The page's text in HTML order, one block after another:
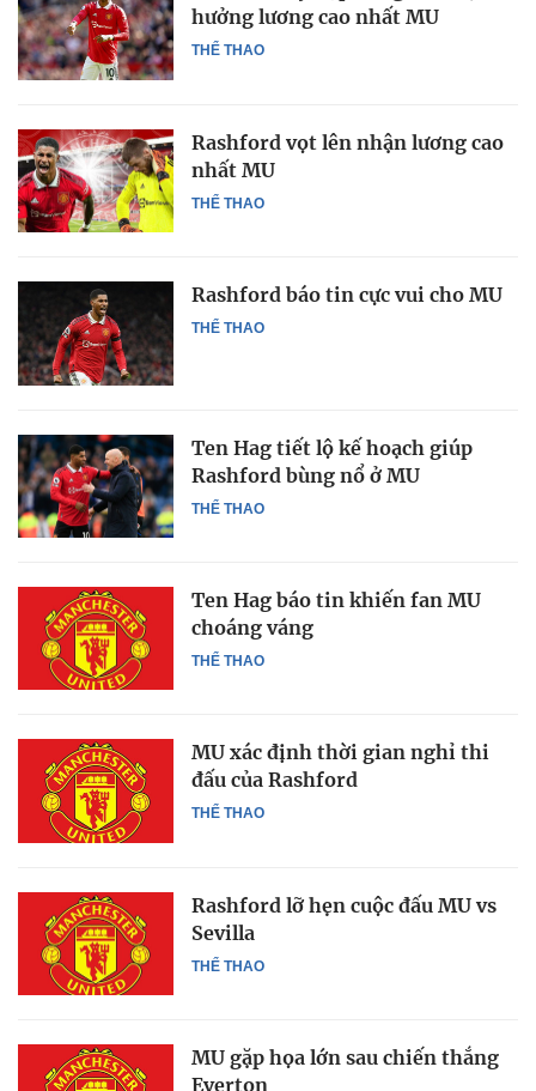
THỂ THAO
hưởng lương cao nhất MU
THỂ THAO
Rashford vọt lên nhận lương cao
nhất MU
THỂ THAO
Rashford báo tin cực vui cho MU
THỂ THAO
Ten Hag tiết lộ kế hoạch giúp
Rashford bùng nổ ở MU
THỂ THAO
Ten Hag báo tin khiến fan MU
choáng váng
THỂ THAO
MU xác định thời gian nghỉ thi
đấu của Rashford
THỂ THAO
Rashford lỡ hẹn cuộc đấu MU vs
Sevilla
MU gặp họa lớn sau chiến thắng
Everton